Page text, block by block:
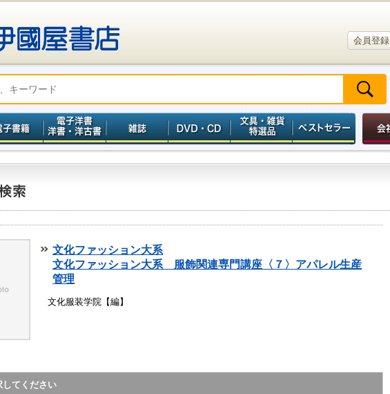
会員登録
文化ファッション大系
文化ファッション大系 服飾関連専門講座〈７〉アパレル生産
管理
文化服装学院【編】
してください